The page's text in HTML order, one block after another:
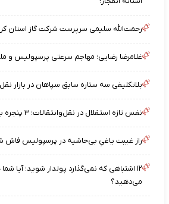
رحمت‌الله سلیمی سرپرست شرکت گاز استان
غلامرضا رضایی؛ مهاجم سرعتی پرسپولیس و
بلاتکلیفی سه ستاره سابق سپاهان در بازار
نفس تازه استقلال در نقل‌وانتقالات؛ ۳ پنجره باز شد اما بحران ادامه دارد
راز غیبت یاغیِ بی‌حاشیه در پرسپولیس فاش
۱۲ اشتباهی که نمی‌گذارد پولدار شوید؛ آیا
می‌دهید؟